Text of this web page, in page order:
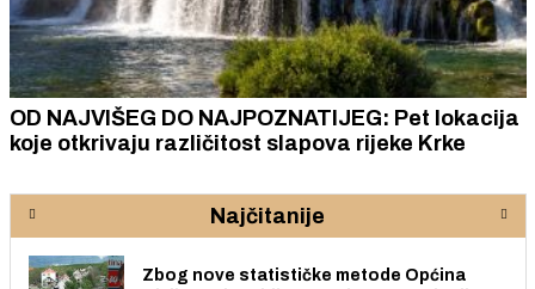
OD NAJVIŠEG DO NAJPOZNATIJEG: Pet lokacija
koje otkrivaju različitost slapova rijeke Krke
Najčitanije
Zbog nove statističke metode Općina